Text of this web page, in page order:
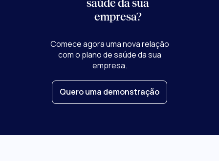
saúdeda sua
empresa?
Comece agora uma nova relação
com o plano de saúde da sua
empresa.
Quero uma demonstração